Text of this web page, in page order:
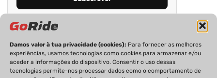
Damos valor à tua privacidade (cookies): Para fornecer as melhores
experiências, usamos tecnologias como cookies para armazenar e/ou
aceder a informações do dispositivo. Consentir o uso dessas
tecnologias permite-nos processar dados como o comportamento de